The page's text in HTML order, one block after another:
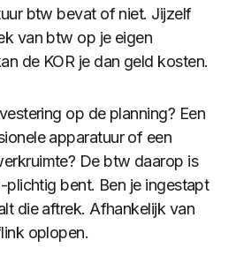
btw bevat of niet. Jijzelf
van btw op je eigen
de KOR je dan geld kosten.
op de planning? Een
apparatuur of een
De btw daarop is
bent. Ben je ingestapt
die aftrek. Afhankelijk van
oplopen.